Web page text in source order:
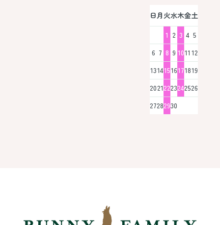
日月 火水木金土
1 2 3 4 5
6 7 8 9 1011 12
13141516171819
20212223242526
27282930